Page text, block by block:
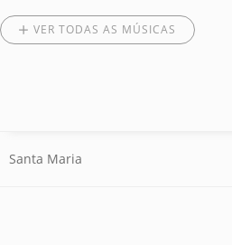
VER TODAS AS MÚSICAS
Santa Maria